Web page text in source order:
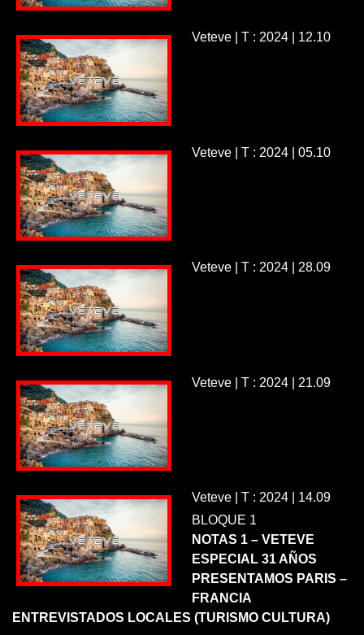
Veteve | T : 2024 | 12.10
Veteve | T : 2024 | 05.10
Veteve | T : 2024 | 28.09
Veteve | T : 2024 | 21.09
Veteve | T : 2024 | 14.09
BLOQUE 1
NOTAS 1 – VETEVE
ESPECIAL 31 AÑOS
PRESENTAMOS PARIS –
FRANCIA
ENTREVISTADOS LOCALES (TURISMO CULTURA)